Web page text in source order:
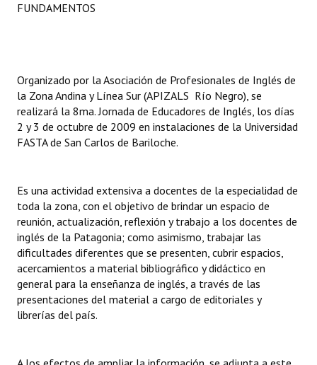
Antiguos Pobladores
Noticias Destacadas
Registros y Distinciones
Premio al Mérito - Registro
Audiencias Públicas - Registro
Mujeres que Dejaron Huellas - Registro
Periodistas Decanos - Registro
Ciudadano Ilustre - Registro
FUNDAMENTOS
Organizado por la Asociación de Profesionales de Inglés de
la Zona Andina y Línea Sur (APIZALS  Río Negro), se
realizará la 8ma. Jornada de Educadores de Inglés, los días
2 y 3 de octubre de 2009 en instalaciones de la Universidad
FASTA de San Carlos de Bariloche.
Es una actividad extensiva a docentes de la especialidad de
toda la zona, con el objetivo de brindar un espacio de
reunión, actualización, reflexión y trabajo a los docentes de
inglés de la Patagonia; como asimismo, trabajar las
dificultades diferentes que se presenten, cubrir espacios,
acercamientos a material bibliográfico y didáctico en
general para la enseñanza de inglés, a través de las
presentaciones del material a cargo de editoriales y
librerías del país.